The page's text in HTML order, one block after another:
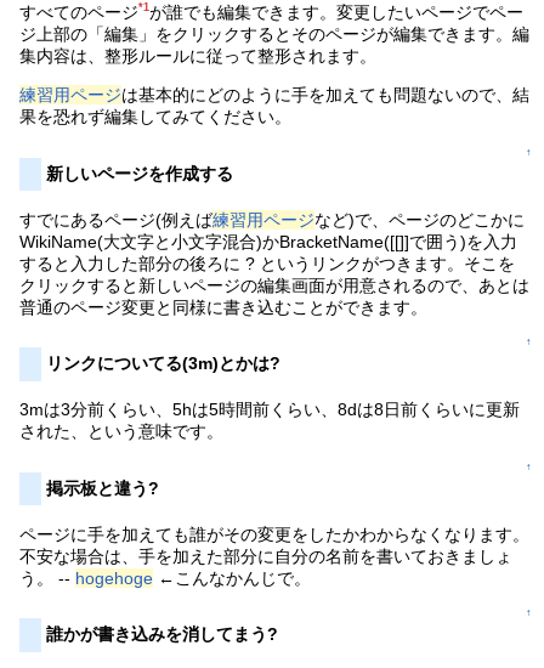
すべてのページ*1が誰でも編集できます。変更したいページでペー
ジ上部の「編集」をクリックするとそのページが編集できます。編
集内容は、整形ルールに従って整形されます。
練習用ページは基本的にどのように手を加えても問題ないので、結
果を恐れず編集してみてください。
↑
新しいページを作成する
すでにあるページ(例えば練習用ページなど)で、ページのどこかに
WikiName(大文字と小文字混合)かBracketName([[]]で囲う)を入力
すると入力した部分の後ろに ? というリンクがつきます。そこを
クリックすると新しいページの編集画面が用意されるので、あとは
普通のページ変更と同様に書き込むことができます。
↑
リンクについてる(3m)とかは?
3mは3分前くらい、5hは5時間前くらい、8dは8日前くらいに更新
された、という意味です。
↑
掲示板と違う?
ページに手を加えても誰がその変更をしたかわからなくなります。
不安な場合は、手を加えた部分に自分の名前を書いておきましょ
う。 -- hogehoge ←こんなかんじで。
↑
誰かが書き込みを消してまう?